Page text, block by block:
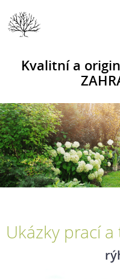
Kvalitní a
Ukázky prací